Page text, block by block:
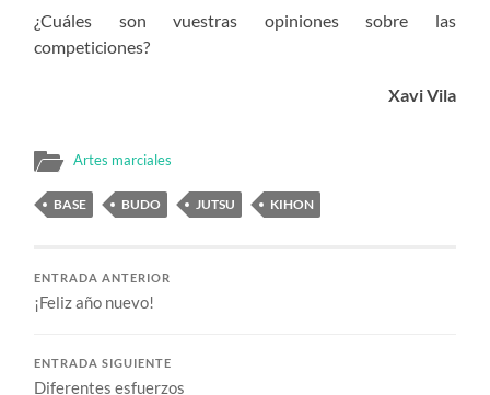
¿Cuáles son vuestras opiniones sobre las
competiciones?
Xavi Vila
Artes marciales
BASE BUDO JUTSU KIHON
ENTRADA ANTERIOR
¡Feliz año nuevo!
ENTRADA SIGUIENTE
Diferentes esfuerzos